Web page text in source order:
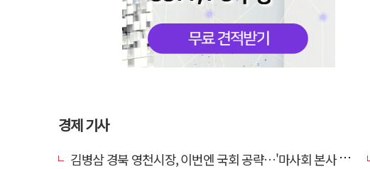
경제 기사
김병삼 경북 영천시장, 이번엔 국회 공략…'마사회 본사 이전·광역교통망 확충' 요청